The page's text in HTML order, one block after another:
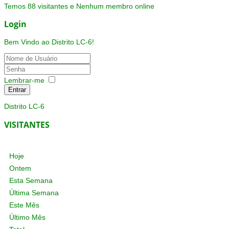
Temos 88 visitantes e Nenhum membro online
Login
Bem Vindo ao Distrito LC-6!
Lembrar-me
Entrar
Distrito LC-6
VISITANTES
Hoje
Ontem
Esta Semana
Última Semana
Este Mês
Último Mês